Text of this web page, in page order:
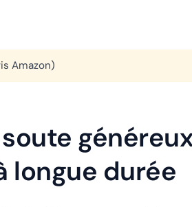
Amazon)
longue durée